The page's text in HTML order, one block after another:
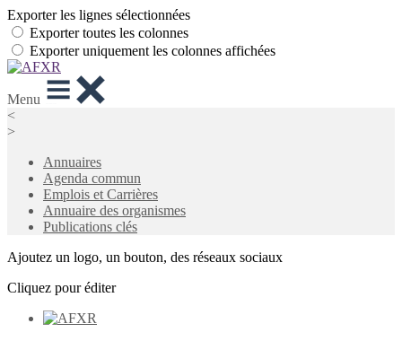
Exporter les lignes sélectionnées
Exporter toutes les colonnes
Exporter uniquement les colonnes affichées
Menu
<
>
Annuaires
Agenda commun
Emplois et Carrières
Annuaire des organismes
Publications clés
Ajoutez un logo, un bouton, des réseaux sociaux
Cliquez pour éditer